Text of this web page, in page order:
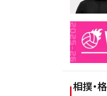
相撲・